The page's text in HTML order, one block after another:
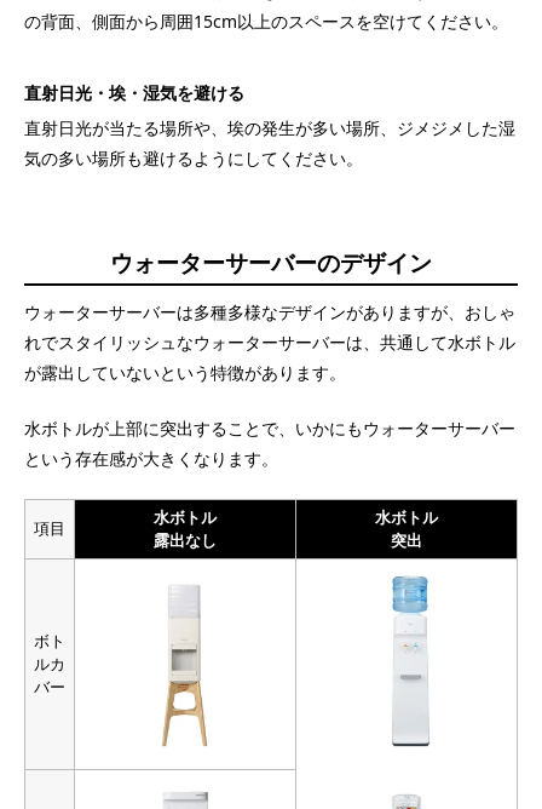
の背面、側面から周囲15cm以上のスペースを空けてください。
直射日光・埃・湿気を避ける
直射日光が当たる場所や、埃の発生が多い場所、ジメジメした湿
気の多い場所も避けるようにしてください。
ウォーターサーバーのデザイン
ウォーターサーバーは多種多様なデザインがありますが、おしゃ
れでスタイリッシュなウォーターサーバーは、共通して水ボトル
が露出していないという特徴があります。
水ボトルが上部に突出することで、いかにもウォーターサーバー
という存在感が大きくなります。
項目
水ボトル
露出なし
水ボトル
突出
ボト
ルカ
バー